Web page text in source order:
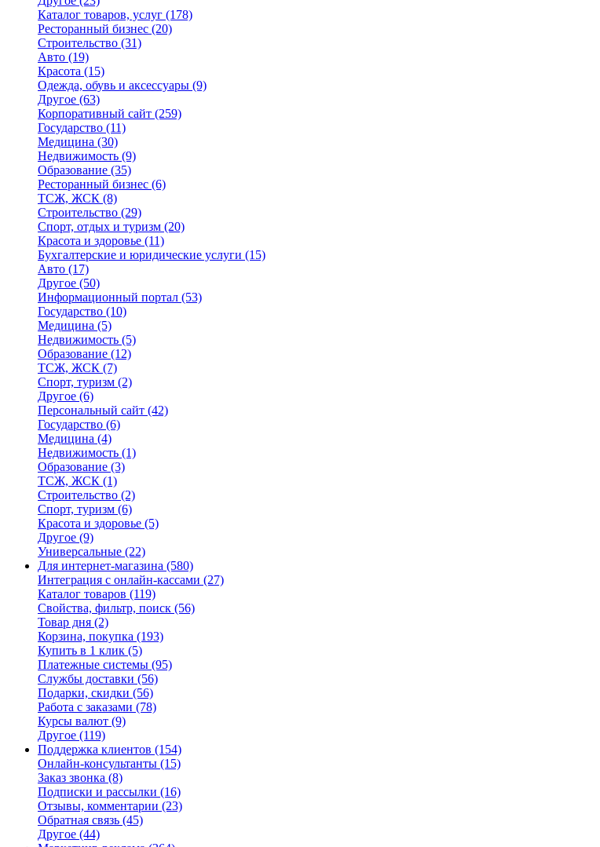
Каталог товаров, услуг (178)
Ресторанный бизнес (20)
Строительство (31)
Авто (19)
Красота (15)
Одежда, обувь и аксессуары (9)
Другое (63)
Корпоративный сайт (259)
Государство (11)
Медицина (30)
Недвижимость (9)
Образование (35)
Ресторанный бизнес (6)
ТСЖ, ЖСК (8)
Строительство (29)
Спорт, отдых и туризм (20)
Красота и здоровье (11)
Бухгалтерские и юридические услуги (15)
Авто (17)
Другое (50)
Информационный портал (53)
Государство (10)
Медицина (5)
Недвижимость (5)
Образование (12)
ТСЖ, ЖСК (7)
Спорт, туризм (2)
Другое (6)
Персональный сайт (42)
Государство (6)
Медицина (4)
Недвижимость (1)
Образование (3)
ТСЖ, ЖСК (1)
Строительство (2)
Спорт, туризм (6)
Красота и здоровье (5)
Другое (9)
Универсальные (22)
Для интернет-магазина (580)
Интеграция с онлайн-кассами (27)
Каталог товаров (119)
Свойства, фильтр, поиск (56)
Товар дня (2)
Корзина, покупка (193)
Купить в 1 клик (5)
Платежные системы (95)
Службы доставки (56)
Подарки, скидки (56)
Работа с заказами (78)
Курсы валют (9)
Другое (119)
Поддержка клиентов (154)
Онлайн-консультанты (15)
Заказ звонка (8)
Подписки и рассылки (16)
Отзывы, комментарии (23)
Обратная связь (45)
Другое (44)